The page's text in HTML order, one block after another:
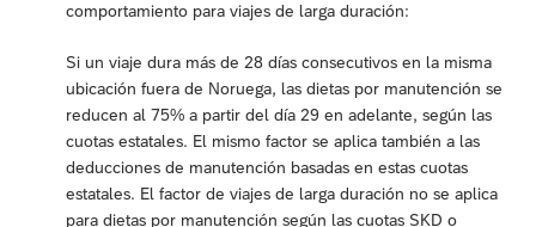
comportamiento para viajes de larga duración:
Si un viaje dura más de 28 días consecutivos en la misma
ubicación fuera de Noruega, las dietas por manutención se
reducen al 75% a partir del día 29 en adelante, según las
cuotas estatales. El mismo factor se aplica también a las
deducciones de manutención basadas en estas cuotas
estatales. El factor de viajes de larga duración no se aplica
para dietas por manutención según las cuotas SKD o